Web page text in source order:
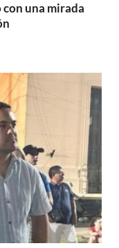
con una mirada